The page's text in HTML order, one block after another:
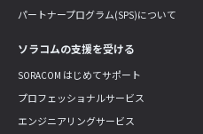
パートナープログラム(SPS)について
ソラコムの支援を受ける
SORACOM はじめてサポート
プロフェッショナルサービス
エンジニアリングサービス